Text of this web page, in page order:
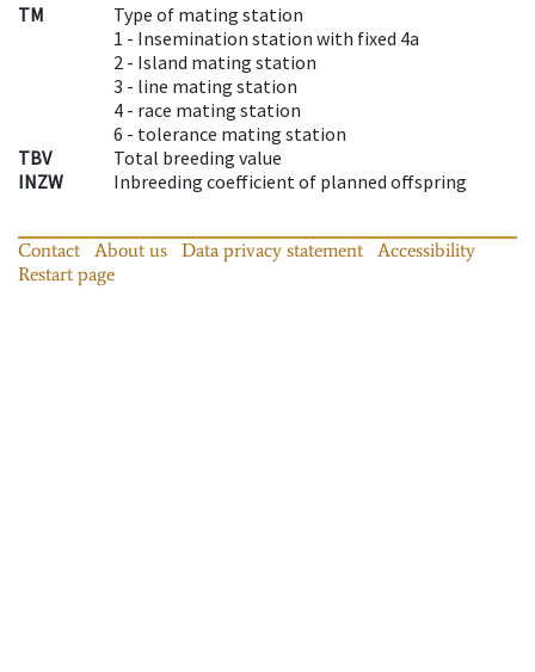
TM
Type of mating station
1 - Insemination station with fixed 4a
2 - Island mating station
3 - line mating station
4 - race mating station
6 - tolerance mating station
TBV
Total breeding value
INZW
Inbreeding coefficient of planned offspring
Contact About us Data privacy statement
Accessibility
Restart page